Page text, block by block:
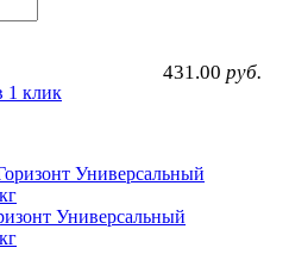
431.00 руб.
1 клик
Универсальный